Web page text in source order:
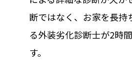
断ではなく、お家を長持
る外装劣化診断士が2時
す。